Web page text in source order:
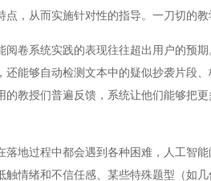
点，从而实施针对性的指导。一刀切的
系统实践的表现往往超出用户的预期
还能够自动检测文本中的疑似抄袭片段
的教授们普遍反馈，系统让他们能够把
过程中都会遇到各种困难，人工智能
触情绪和不信任感、某些特殊题型（如